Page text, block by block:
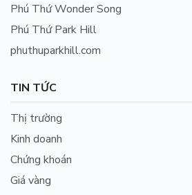
Phú Thứ Wonder Song
Phú Thứ Park Hill
phuthuparkhill.com
TIN TỨC
Thị trường
Kinh doanh
Chứng khoán
Giá vàng